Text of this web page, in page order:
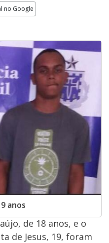
no Google
anos
de 18 anos, e o
de Jesus, 19, foram